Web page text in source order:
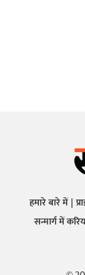
हमारे बारे में
सन्मार्ग में